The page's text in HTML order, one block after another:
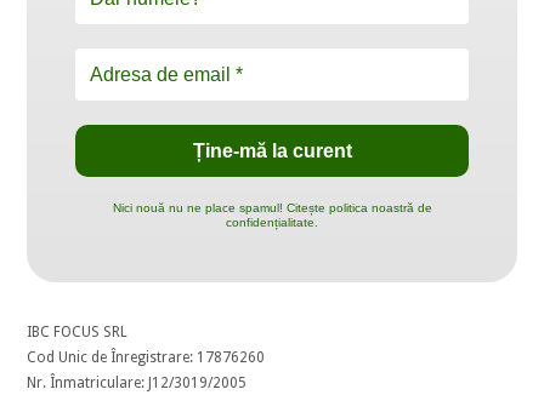
Nici nouă nu ne place spamul! Citește politica noastră de
confidențialitate.
IBC FOCUS SRL
Cod Unic de Înregistrare: 17876260
Nr. Înmatriculare: J12/3019/2005